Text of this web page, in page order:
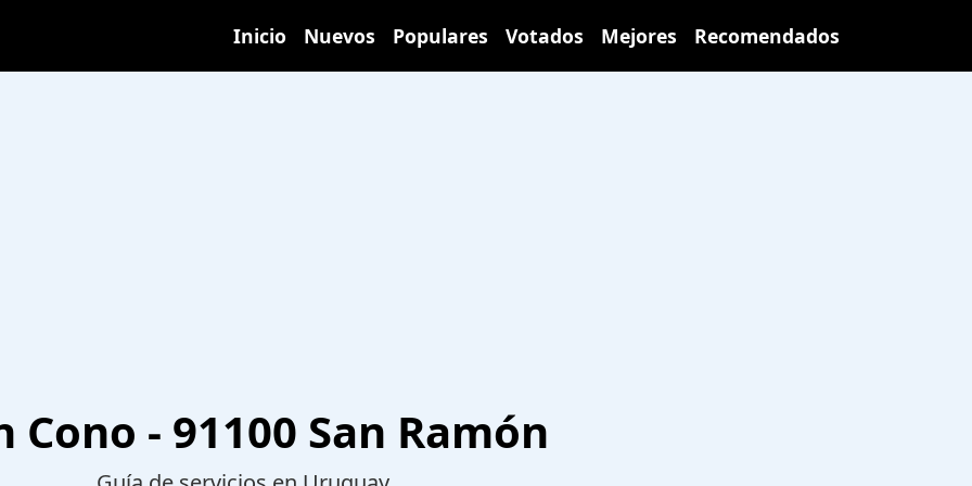
Inicio Nuevos Populares Votados Mejores Recomendados
Cono - 91100 San Ramón